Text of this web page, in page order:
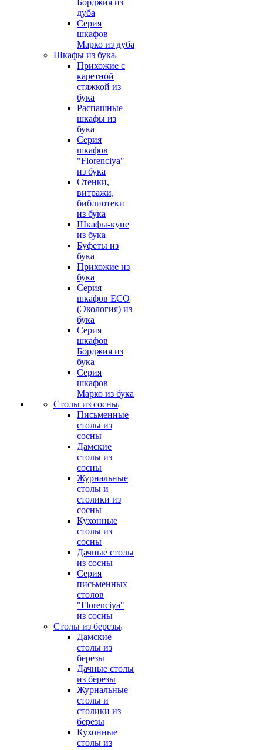
Борджия из
дуба
Серия
шкафов
Марко из дуба
Шкафы из бука
Прихожие с
каретной
стяжкой из
бука
Распашные
шкафы из
бука
Серия
шкафов
"Florenciya"
из бука
Стенки,
витражи,
библиотеки
из бука
Шкафы-купе
из бука
Буфеты из
бука
Прихожие из
бука
Серия
шкафов ECO
(Экология) из
бука
Серия
шкафов
Борджия из
бука
Серия
шкафов
Марко из бука
Столы из сосны
Письменные
столы из
сосны
Дамские
столы из
сосны
Журнальные
столы и
столики из
сосны
Кухонные
столы из
сосны
Дачные столы
из сосны
Серия
письменных
столов
"Florenciya"
из сосны
Столы из березы
Дамские
столы из
березы
Дачные столы
из березы
Журнальные
столы и
столики из
березы
Кухонные
столы из